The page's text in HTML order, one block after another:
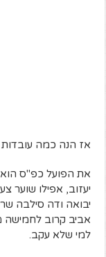
אז הנה כמה עובדות
את הפועל כפ"ס
יעזוב, אפילו שוער
יבואה ודה סילבה
אביב קרוב לחמישה
למי שלא עקב.